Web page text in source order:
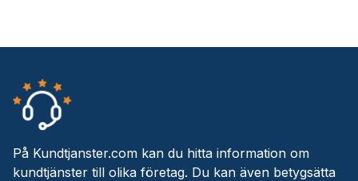
På Kundtjanster.com kan du hitta information om
kundtjänster till olika företag. Du kan även betygsätta